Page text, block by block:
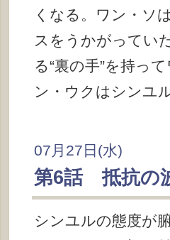
くなる。ワン・ソ
スをうかがってい
る“裏の手”を持っ
ン・ウクはシンユ
07月27日(水)
第6話 抵抗の
シンユルの態度が